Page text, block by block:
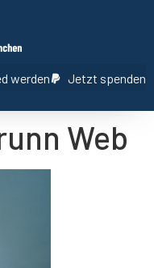
werden Jetzt spenden
Web